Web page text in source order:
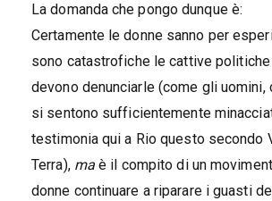
La domanda che pongo dunque è:
Certamente le donne sanno per
sono catastrofiche le cattive
devono denunciarle (come gli uomini,
si sentono sufficientemente
testimonia qui a Rio questo secondo
Terra), ma è il compito di un
donne continuare a riparare i guasti